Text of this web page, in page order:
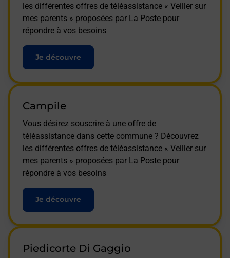
les différentes offres de téléassistance « Veiller sur
mes parents » proposées par La Poste pour
répondre à vos besoins
Je découvre
Campile
Vous désirez souscrire à une offre de
téléassistance dans cette commune ? Découvrez
les différentes offres de téléassistance « Veiller sur
mes parents » proposées par La Poste pour
répondre à vos besoins
Je découvre
Piedicorte Di Gaggio